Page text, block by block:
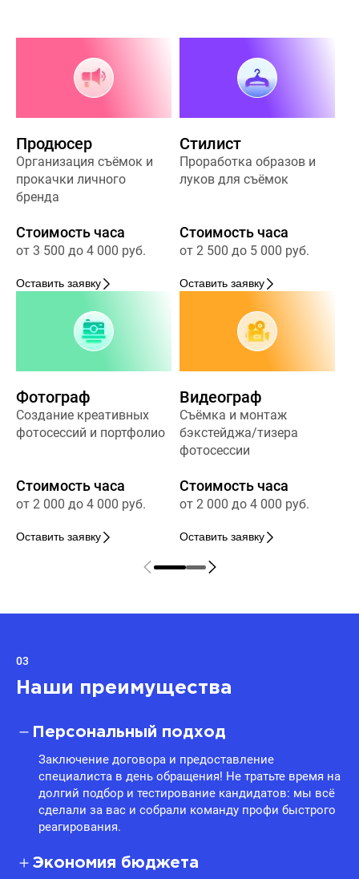
Продюсер
Организация съёмок и
прокачки личного
бренда
Стоимость часа
от 3 500 до 4 000 руб.
Оставить заявку
Стилист
Проработка образов и
луков для съёмок
Стоимость часа
от 2 500 до 5 000 руб.
Оставить заявку
Фотограф
Создание креативных
фотосессий и портфолио
Стоимость часа
от 2 000 до 4 000 руб.
Оставить заявку
Видеограф
Съёмка и монтаж
бэкстейджа/тизера
фотосессии
Стоимость часа
от 2 000 до 4 000 руб.
Оставить заявку
03
Наши преимущества
Персональный подход
Заключение договора и предоставление
специалиста в день обращения! Не тратьте время на
долгий подбор и тестирование кандидатов: мы всё
сделали за вас и собрали команду профи быстрого
реагирования.
Экономия бюджета